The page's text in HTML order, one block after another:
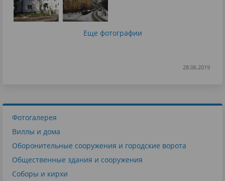
Еще фотографии
28.06.2019
Фотогалерея
Виллы и дома
Оборонительные сооружения и городские ворота
Общественные здания и сооружения
Соборы и кирхи